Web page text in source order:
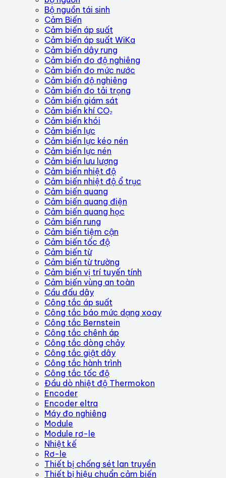
Bộ nguồn tái sinh
Cảm Biến
Cảm biến áp suất
Cảm biến áp suất WiKa
Cảm biến dây rung
Cảm biến đo độ nghiêng
Cảm biến đo mức nước
Cảm biến độ nghiêng
Cảm biến đo tải trọng
Cảm biến giám sát
Cảm biến khí CO₂
Cảm biến khói
Cảm biến lực
Cảm biến lực kéo nén
Cảm biến lực nén
Cảm biến lưu lượng
Cảm biến nhiệt độ
Cảm biến nhiệt độ ổ trục
Cảm biến quang
Cảm biến quang điện
Cảm biến quang học
Cảm biến rung
Cảm biến tiệm cận
Cảm biến tốc độ
Cảm biến từ
Cảm biến từ trường
Cảm biến vị trí tuyến tính
Cảm biến vùng an toàn
Cầu đấu dây
Công tắc áp suất
Công tắc báo mức dạng xoay
Công tắc Bernstein
Công tắc chênh áp
Công tắc dòng chảy
Công tắc giật dây
Công tắc hành trình
Công tắc tốc độ
Đầu dò nhiệt độ Thermokon
Encoder
Encoder eltra
Máy đo nghiêng
Module
Module rơ-le
Nhiệt kế
Rơ-le
Thiết bị chống sét lan truyền
Thiết bị hiệu chuẩn cảm biến